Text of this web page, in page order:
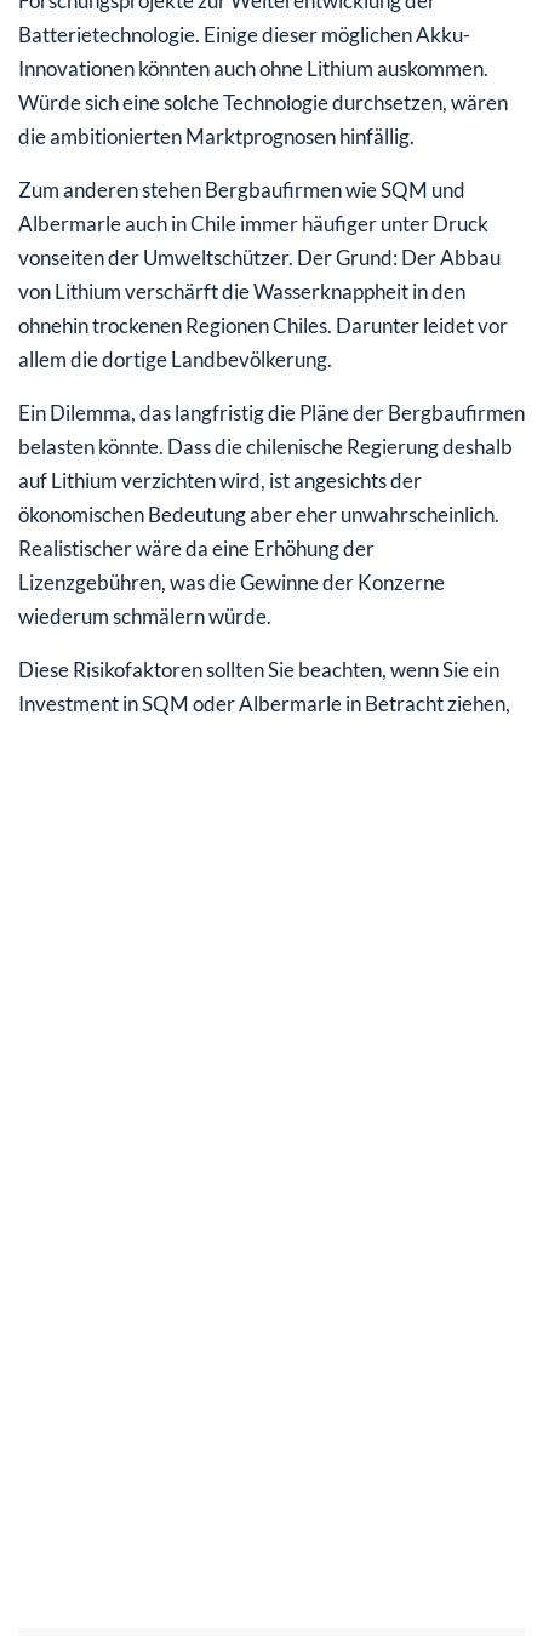
Batterietechnologie. Einige dieser möglichen Akku-
Innovationen könnten auch ohne Lithium auskommen.
Würde sich eine solche Technologie durchsetzen, wären
die ambitionierten Marktprognosen hinfällig.
Zum anderen stehen Bergbaufirmen wie SQM und
Albermarle auch in Chile immer häufiger unter Druck
vonseiten der Umweltschützer. Der Grund: Der Abbau
von Lithium verschärft die Wasserknappheit in den
ohnehin trockenen Regionen Chiles. Darunter leidet vor
allem die dortige Landbevölkerung.
Ein Dilemma, das langfristig die Pläne der Bergbaufirmen
belasten könnte. Dass die chilenische Regierung deshalb
auf Lithium verzichten wird, ist angesichts der
ökonomischen Bedeutung aber eher unwahrscheinlich.
Realistischer wäre da eine Erhöhung der
Lizenzgebühren, was die Gewinne der Konzerne
wiederum schmälern würde.
Diese Risikofaktoren sollten Sie beachten, wenn Sie ein
Investment in SQM oder Albermarle in Betracht ziehen,